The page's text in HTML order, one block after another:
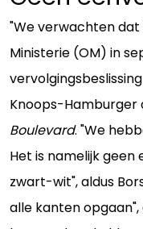
"We verwachten
Ministerie (OM) in
Knoops-Hamburger
Boulevard. "We
Het is namelijk geen
zwart-wit", aldus
alle kanten